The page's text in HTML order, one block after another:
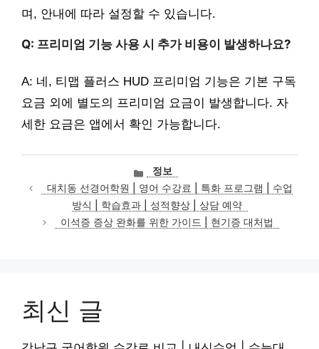
며, 안내에 따라 설정할 수 있습니다.
Q: 프리미엄 기능 사용 시 추가 비용이 발생하나요?
A: 네, 티맵 플러스 HUD 프리미엄 기능은 기본 구독
요금 외에 별도의 프리미엄 요금이 발생합니다. 자
세한 요금은 앱에서 확인 가능합니다.
카
테
고
리
정보
대치동 선경어학원 | 영어 수강료 | 특화 프로그램 | 수업
방식 | 학습효과 | 성적향상 | 상담 예약
이석증 증상 완화를 위한 가이드 | 현기증 대처법
최신 글